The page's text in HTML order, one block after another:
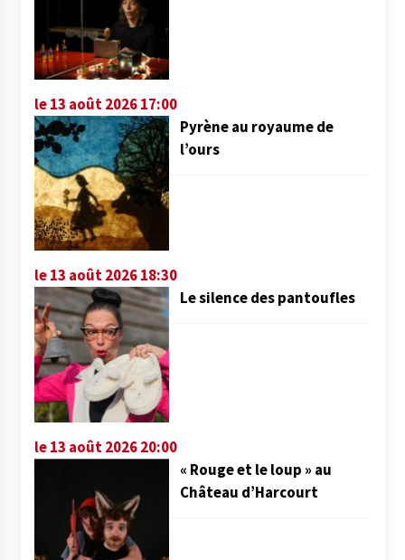
le 13 août 2026 17:00
Pyrène au royaume de
l’ours
le 13 août 2026 18:30
Le silence des pantoufles
le 13 août 2026 20:00
« Rouge et le loup » au
Château d’Harcourt